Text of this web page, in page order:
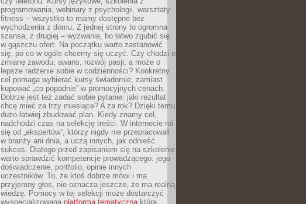
programowania, webinary z psychologii, warsztaty
fitness – wszystko to mamy dostępne bez
wychodzenia z domu. Z jednej strony to ogromna
szansa, z drugiej – wyzwanie, bo łatwo zgubić się
w gąszczu ofert. Na początku warto zastanowić
się, po co w ogóle chcemy się uczyć. Czy chodzi o
zmianę zawodu, awans, rozwój pasji, a może o
lepsze radzenie sobie w codzienności? Konkretny
cel pomaga wybierać kursy świadomie, zamiast
kupować „co popadnie” w promocyjnych cenach.
Dobrze jest też zadać sobie pytanie: jaki rezultat
chcę mieć za trzy miesiące? A za rok? Dzięki temu
dużo łatwiej zbudować plan. Kiedy znamy cel,
nadchodzi czas na selekcję treści. W internecie roi
się od „ekspertów”, którzy nigdy nie przepracowali
w branży ani dnia, a uczą innych, jak odnieść
sukces. Dlatego przed zapisaniem się na szkolenie
warto sprawdzić kompetencje prowadzącego: jego
doświadczenie, portfolio, opinie innych
uczestników. To, że ktoś dobrze mówi i ma
przyjemny głos, nie oznacza jeszcze, że ma realną
wiedzę. Pomocy w tej selekcji może dostarczyć
wyspecjalizowana platforma tematycznaktóra